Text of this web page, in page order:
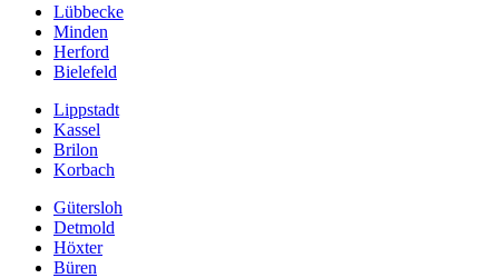
Lübbecke
Minden
Herford
Bielefeld
Lippstadt
Kassel
Brilon
Korbach
Gütersloh
Detmold
Höxter
Büren